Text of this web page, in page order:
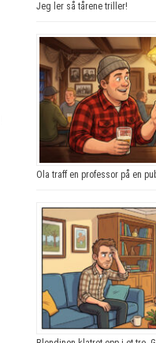
Jeg ler så tårene triller!
Ola traff en professor på en